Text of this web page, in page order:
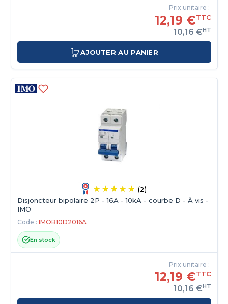
Prix unitaire :
12,19 €TTC
10,16 €HT
AJOUTER AU PANIER
(2)
Disjoncteur bipolaire 2P - 16A - 10kA - courbe D - À vis -
IMO
Code : IMOB10D2016A
En stock
Prix unitaire :
12,19 €TTC
10,16 €HT